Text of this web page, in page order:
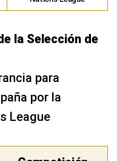
por la
Competición
Nations League
Nations League
Nations League